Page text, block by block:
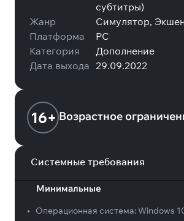
субтитры)
Жанр
Симулятор, Экшен
Платформа
PC
Категория
Дополнение
Дата выхода 29.09.2022
16+ Возрастное
Системные требования
Минимальные
• Операционная система:Windows